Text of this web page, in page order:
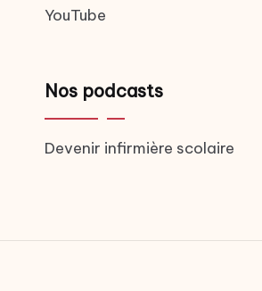
YouTube
Nos podcasts
Devenir infirmière scolaire